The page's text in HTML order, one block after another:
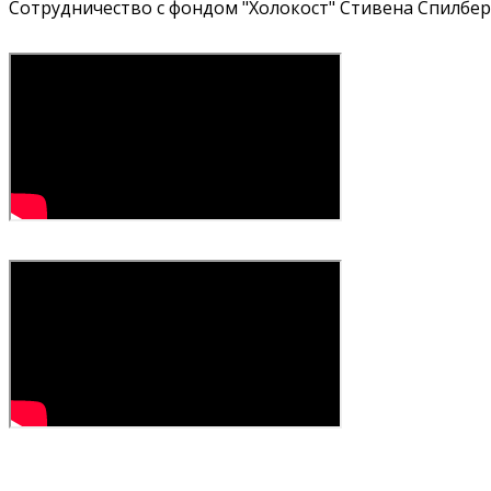
Сотрудничество с фондом "Холокост" Стивена